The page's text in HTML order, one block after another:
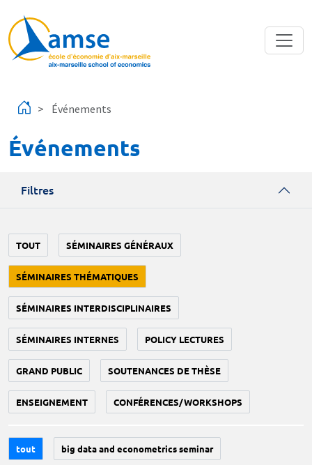
Événements
Événements
Filtres
TOUT SÉMINAIRES GÉNÉRAUX
SÉMINAIRES THÉMATIQUES
SÉMINAIRES INTERDISCIPLINAIRES
SÉMINAIRES INTERNES POLICY LECTURES
GRAND PUBLIC SOUTENANCES DE THÈSE
ENSEIGNEMENT CONFÉRENCES/WORKSHOPS
tout big data and econometrics seminar